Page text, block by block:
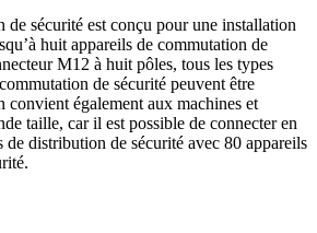
sécurité est conçu pour une installation
huit appareils de commutation de
M12 à huit pôles, tous les types
de sécurité peuvent être
convient également aux machines et
taille, car il est possible de connecter en
de distribution de sécurité avec 80 appareils